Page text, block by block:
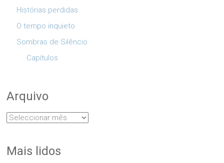
Histórias perdidas
O tempo inquieto
Sombras de Silêncio
Capítulos
Arquivo
Arquivo
Mais lidos